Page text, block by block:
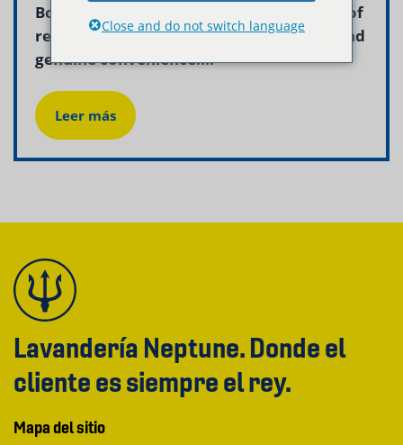
Boston means looking for a combination of
reliability, cleaning quality, fair pricing, and
genuine convenience....
Leer más
Lavandería Neptune. Donde el
cliente es siempre el rey.
Mapa del sitio
Close and do not switch language